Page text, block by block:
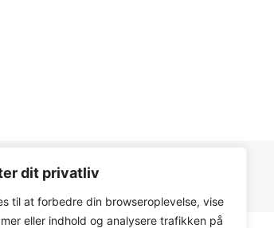
dit privatliv
til at forbedre din browseroplevelse, vise
eller indhold og analysere trafikken på